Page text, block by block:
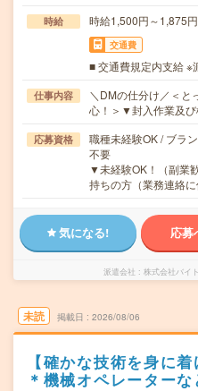
時給 時給1,500円～1,875円
交通費
■ 交通費規定内支給 ※
仕事内容
＼DMの仕分け／＜と
心！＞▼封入作業及
応募資格
職種未経験OK / ブラ
不要
▼未経験OK！（副業
持ちの方（業務連絡
気になる! 応募
派遣会社 株式会社バイ
未読 掲載日 2026/08/06
【確かな技術を身に
＊機械オペレーター